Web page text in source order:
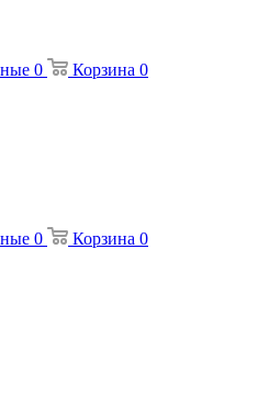
0 Корзина 0
0 Корзина 0